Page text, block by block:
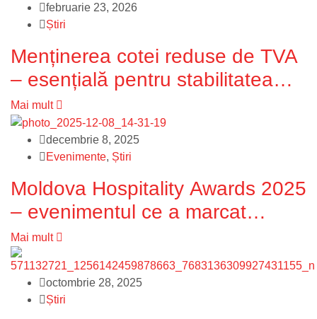
februarie 23, 2026
Știri
Menținerea cotei reduse de TVA
– esențială pentru stabilitatea
industriei HoReCa și a turismului
din Republica Moldova
Mai mult
decembrie 8, 2025
Evenimente, Știri
Moldova Hospitality Awards 2025
– evenimentul ce a marcat
excelența în industria HoReCa
din Moldova
Mai mult
octombrie 28, 2025
Știri